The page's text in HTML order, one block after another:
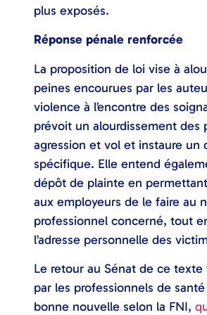
plus exposés.
Réponse pénale renforcée
La proposition de loi vise à
peines encourues par les
violence à l’encontre des
prévoit un alourdissement des
agression et vol et instaure un
spécifique. Elle entend
dépôt de plainte en
aux employeurs de le faire au
professionnel concerné, tout
l’adresse personnelle des
Le retour au Sénat de ce
par les professionnels de
bonne nouvelle selon la FNI,